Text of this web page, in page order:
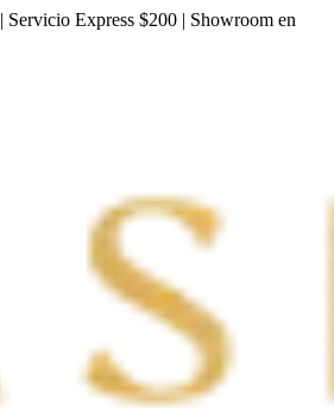
Express $200 | Showroom en